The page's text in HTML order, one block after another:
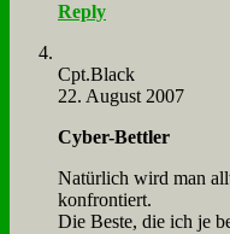
Reply
Cpt.Black
22. August 2007
Cy­ber-Bett­ler
Na­tür­lich wird man
kon­fron­tiert.
Die Be­ste, die ich je